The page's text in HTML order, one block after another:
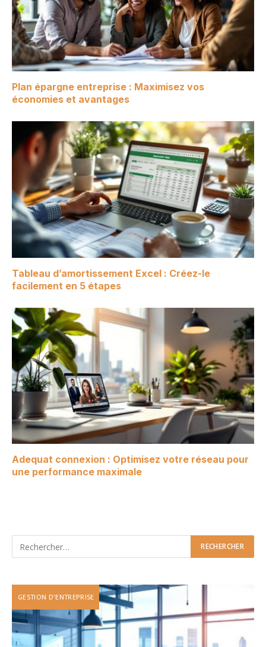
Plan épargne entreprise : Maximisez vos
économies et avantages
Tableau d’amortissement Excel : Créez-le
facilement en 5 étapes
Adequat connexion : Optimisez votre réseau pour
une performance maximale
GESTION D'ENTREPRISE